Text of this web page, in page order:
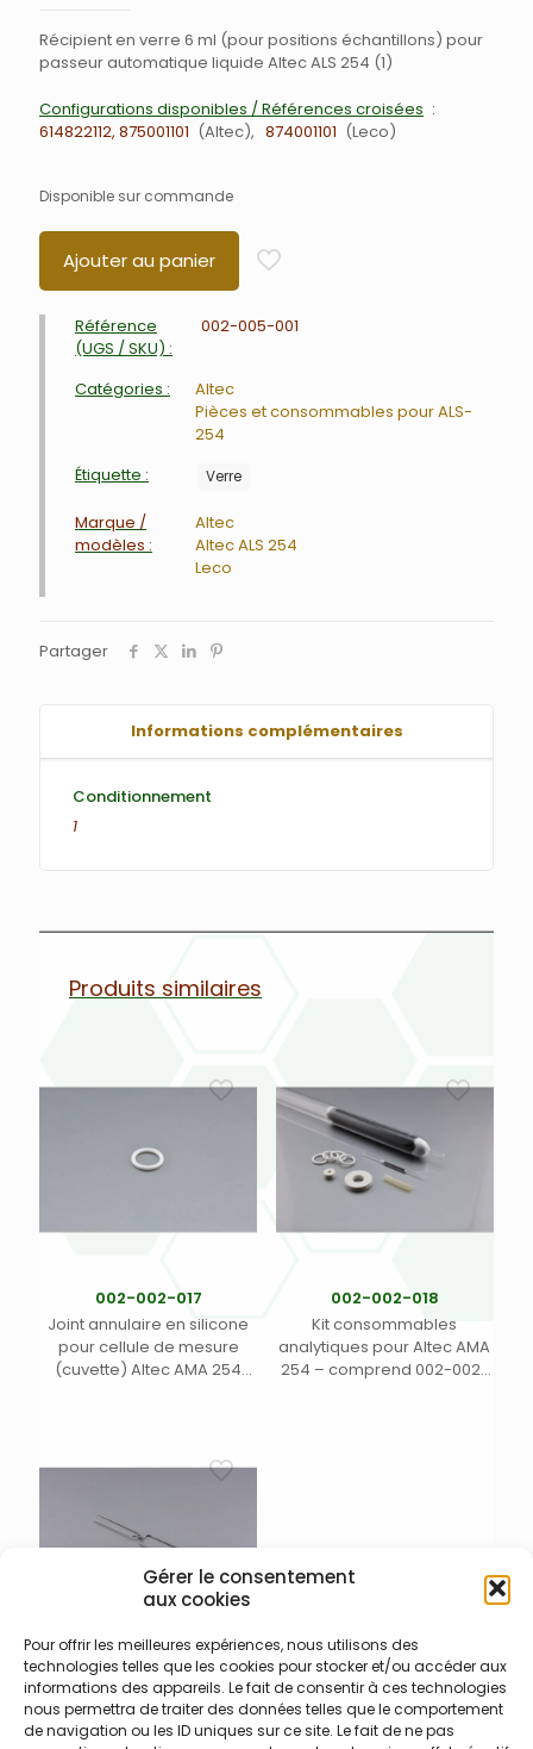
Gérer le consentement
aux cookies
Pour offrir les meilleures expériences, nous utilisons des
technologies telles que les cookies pour stocker et/ou accéder aux
informations des appareils. Le fait de consentir à ces technologies
nous permettra de traiter des données telles que le comportement
de navigation ou les ID uniques sur ce site. Le fait de ne pas
Récipient en verre 6 ml (pour positions échantillons) pour
passeur automatique liquide Altec ALS 254 (1)
Configurations disponibles / Références croisées
614822112, 875001101
Altec 874001101 Leco
Disponible sur commande
Ajouter au panier
Référence
(UGS / SKU) :
002-005-001
Catégories :
Altec
Pièces et consommables pour ALS-
254
Étiquette :
Verre
Marque /
modèles :
Altec
Altec ALS 254
Leco
Partager
Informations complémentaires
Conditionnement
1
Produits similaires
002-002-017
Joint annulaire en silicone
pour cellule de mesure
(cuvette) Altec AMA 254
002-002-018
Kit consommables
analytiques pour Altec AMA
254 – comprend 002-002-
4x 002-002-017 (joint cellule
002-002-006
Support pour nacelle 1000 µl
pour analyseur de mercure